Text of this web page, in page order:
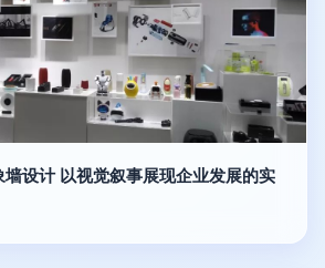
设计 以视觉叙事展现企业发展的实